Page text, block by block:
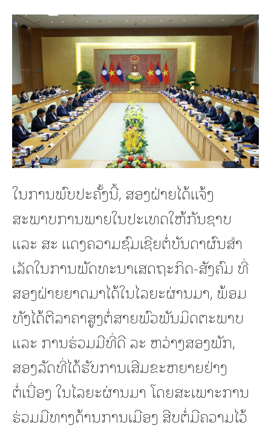
ໃນການພົບປະຄັ້ງນີ້, ສອງຝ່າຍໄດ້ແຈ້ງ
ສະພາບການພາຍໃນປະເທດໃຫ້ກັນຊາບ
ແລະ ສະ ແດງຄວາມຊົມເຊີຍຕໍ່ບັນດາຜົນສໍາ
ເລັດໃນການພັດທະນາເສດຖະກິດ-ສັງຄົມ ທີ່
ສອງຝ່າຍຍາດມາໄດ້ໃນໄລຍະຜ່ານມາ, ພ້ອມ
ທັງໄດ້ຕີລາຄາສູງຕໍ່ສາຍພົວພັນມິດຕະພາບ
ແລະ ການຮ່ວມມືທີ່ດີ ລະ ຫວ່າງສອງພັກ,
ສອງລັດທີ່ໄດ້ຮັບການເສີມຂະຫຍາຍຢ່າງ
ຕໍ່ເນື່ອງ ໃນໄລຍະຜ່ານມາ ໂດຍສະເພາະການ
ຮ່ວມມືທາງດ້ານການເມືອງ ສືບຕໍ່ມີຄວາມໄວ້